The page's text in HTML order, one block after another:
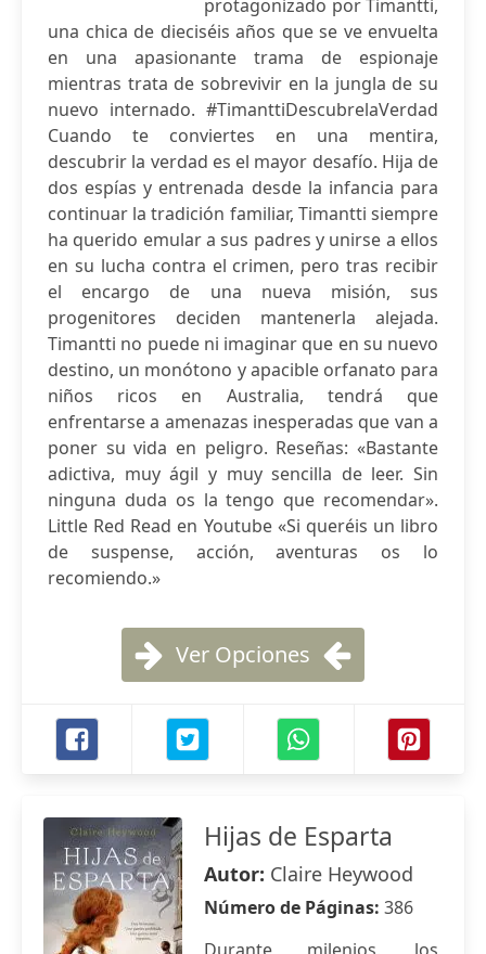
protagonizado por Timantti,
una chica de dieciséis años que se ve envuelta
en una apasionante trama de espionaje
mientras trata de sobrevivir en la jungla de su
nuevo internado. #TimanttiDescubrelaVerdad
Cuando te conviertes en una mentira,
descubrir la verdad es el mayor desafío. Hija de
dos espías y entrenada desde la infancia para
continuar la tradición familiar, Timantti siempre
ha querido emular a sus padres y unirse a ellos
en su lucha contra el crimen, pero tras recibir
el encargo de una nueva misión, sus
progenitores deciden mantenerla alejada.
Timantti no puede ni imaginar que en su nuevo
destino, un monótono y apacible orfanato para
niños ricos en Australia, tendrá que
enfrentarse a amenazas inesperadas que van a
poner su vida en peligro. Reseñas: «Bastante
adictiva, muy ágil y muy sencilla de leer. Sin
ninguna duda os la tengo que recomendar».
Little Red Read en Youtube «Si queréis un libro
de suspense, acción, aventuras os lo
recomiendo.»
Ver Opciones
Hijas de Esparta
Autor: Claire Heywood
Número de Páginas: 386